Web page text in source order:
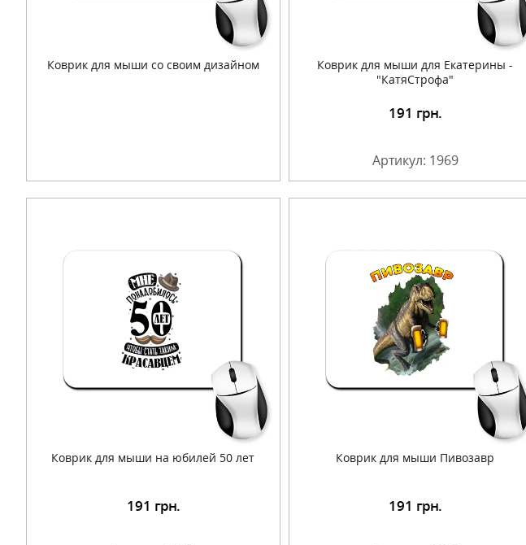
Коврик для мыши со своим дизайном
Коврик для мыши для Екатерины -
"КатяСтрофа"
191 грн.
Артикул: 1969
Подробнее
Коврик для мыши на юбилей 50 лет
191 грн.
Коврик для мыши Пивозавр
Подробнее 191 грн.
Подробнее